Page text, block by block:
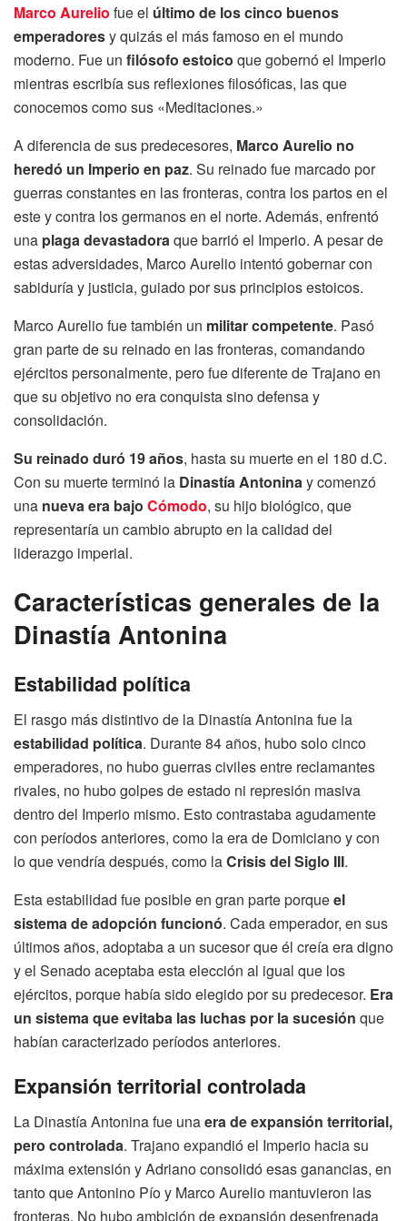
Marco Aurelio fue el último de los cinco buenos
emperadoresy quizás el más famoso en el mundo
moderno. Fue un filósofo estoico que gobernó el Imperio
mientras escribía sus reflexiones filosóficas, las que
conocemos como sus «Meditaciones.»
A diferencia de sus predecesores, Marco Aurelio no
heredó un Imperio en paz. Su reinado fue marcado por
guerras constantes en las fronteras, contra los partos en el
este y contra los germanos en el norte. Además, enfrentó
una plaga devastadoraque barrió el Imperio. A pesar de
estas adversidades, Marco Aurelio intentó gobernar con
sabiduría y justicia, guiado por sus principios estoicos.
Marco Aurelio fue también un militar competente. Pasó
gran parte de su reinado en las fronteras, comandando
ejércitos personalmente, pero fue diferente de Trajano en
que su objetivo no era conquista sino defensa y
consolidación.
Su reinado duró 19 años, hasta su muerte en el 180 d.C.
Con su muerte terminó la Dinastía Antoninay comenzó
una nueva era bajo Cómodo, su hijo biológico, que
representaría un cambio abrupto en la calidad del
liderazgo imperial.
Características generales de la
Dinastía Antonina
Estabilidad política
El rasgo más distintivo de la Dinastía Antonina fue la
estabilidad política. Durante 84 años, hubo solo cinco
emperadores, no hubo guerras civiles entre reclamantes
rivales, no hubo golpes de estado ni represión masiva
dentro del Imperio mismo. Esto contrastaba agudamente
con períodos anteriores, como la era de Domiciano y con
lo que vendría después, como laCrisis del Siglo III.
Esta estabilidad fue posible en gran parte porqueel
sistema de adopción funcionó. Cada emperador, en sus
últimos años, adoptaba a un sucesor que él creía era digno
y el Senado aceptaba esta elección al igual que los
ejércitos, porque había sido elegido por su predecesor. Era
un sistema que evitaba las luchas por la sucesión que
habían caracterizado períodos anteriores.
Expansión territorial controlada
La Dinastía Antonina fue unaera de expansión territorial,
pero controlada. Trajano expandió el Imperio hacia su
máxima extensión y Adriano consolidó esas ganancias, en
tanto que Antonino Pío y Marco Aurelio mantuvieron las
fronteras. No hubo ambición de expansión desenfrenada